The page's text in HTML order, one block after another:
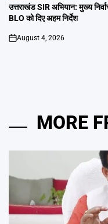
IN
उत्तराखंड SIR अभियान: मुख्य
BLO को दिए अहम निर्देश
on
August 4, 2026
MORE